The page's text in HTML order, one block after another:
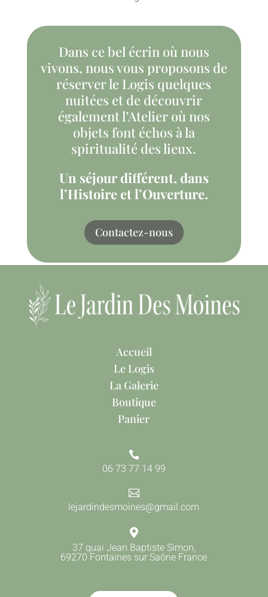
Dans ce bel écrin où nous
vivons, nous vous proposons de
réserver le Logis quelques
nuitées et de découvrir
également l’Atelier où nos
objets font échos à la
spiritualité des lieux.
Un séjour différent, dans
l’Histoire et l’Ouverture.
Contactez-nous
Accueil
Le Logis
La Galerie
Boutique
Panier

06 73 77 14 99

lejardindesmoines@gmail.com

37 quai Jean Baptiste Simon,
69270 Fontaines sur Saône France